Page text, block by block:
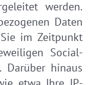
werden.
Daten
im Zeitpunkt
Social-
Darüber hinaus